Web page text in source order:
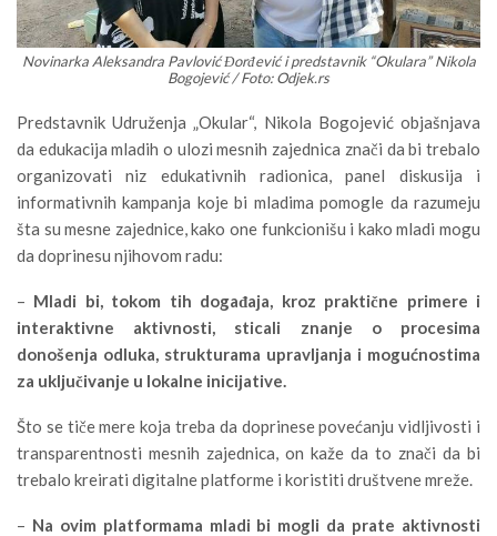
Novinarka Aleksandra Pavlović Đorđević i predstavnik “Okulara” Nikola
Bogojević / Foto: Odjek.rs
Predstavnik Udruženja „Okular“, Nikola Bogojević objašnjava
da edukacija mladih o ulozi mesnih zajednica znači da bi trebalo
organizovati niz edukativnih radionica, panel diskusija i
informativnih kampanja koje bi mladima pomogle da razumeju
šta su mesne zajednice, kako one funkcionišu i kako mladi mogu
da doprinesu njihovom radu:
– Mladi bi, tokom tih događaja, kroz praktične primere i
interaktivne aktivnosti, sticali znanje o procesima
donošenja odluka, strukturama upravljanja i mogućnostima
za uključivanje u lokalne inicijative.
Što se tiče mere koja treba da doprinese povećanju vidljivosti i
transparentnosti mesnih zajednica, on kaže da to znači da bi
trebalo kreirati digitalne platforme i koristiti društvene mreže.
– Na ovim platformama mladi bi mogli da prate aktivnosti